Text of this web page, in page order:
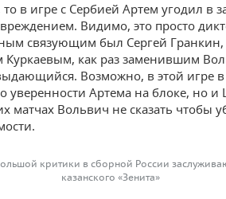
то в игре с Сербией Артем угодил в
Видимо, это просто
связующим был Сергей
Куркаевым, как раз заменившим
Возможно, в этой игре
уверенности Артема на блоке, но
Вольвич не сказать чтобы
критики в сборной России
казанского «Зенита»